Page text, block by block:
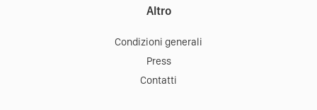
Altro
Condizioni generali
Press
Contatti